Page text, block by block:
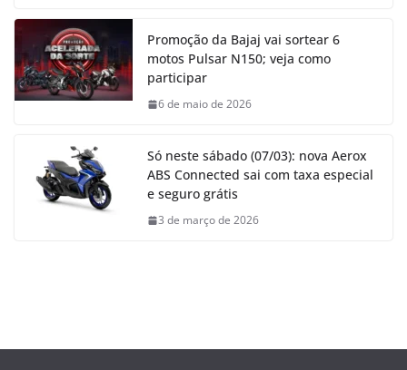
Promoção da Bajaj vai sortear 6
motos Pulsar N150; veja como
participar
6 de maio de 2026
Só neste sábado (07/03): nova Aerox
ABS Connected sai com taxa especial
e seguro grátis
3 de março de 2026